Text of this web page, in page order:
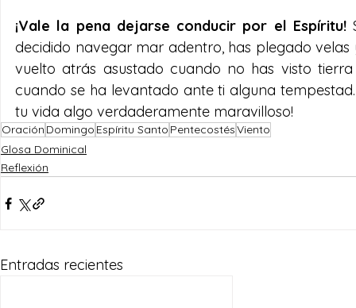
¡Vale la pena dejarse conducir por el Espíritu!
decidido navegar mar adentro, has plegado
vuelto atrás asustado cuando no has visto
cuando se ha levantado ante ti alguna
tu vida algo verdaderamente maravilloso!
Oración Domingo Espíritu Santo PentecostésViento
Glosa Dominical
Reflexión
Entradas recientes